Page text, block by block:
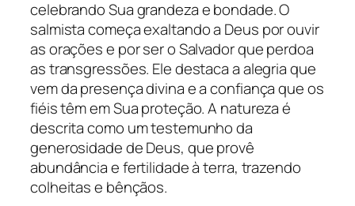
celebrando Sua grandeza e bondade. O
salmista começa exaltando a Deus por ouvir
as orações e por ser o Salvador que perdoa
as transgressões. Ele destaca a alegria que
vem da presença divina e a confiança que os
fiéis têm em Sua proteção. A natureza é
descrita como um testemunho da
generosidade de Deus, que provê
abundância e fertilidade à terra, trazendo
colheitas e bênçãos.